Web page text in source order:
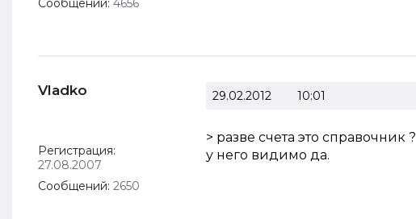
Vladko
Регистрация:
27.08.2007
Сообщений: 2650
29.02.2012 10:01
> разве счета это справочник ?
у него видимо да.